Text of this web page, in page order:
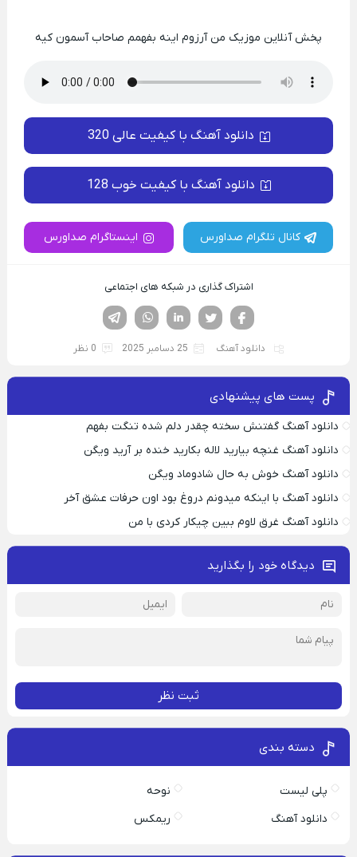
پخش آنلاین موزیک من آرزوم اینه بفهمم صاحاب آسمون کیه
دانلود آهنگ با کیفیت عالی 320
دانلود آهنگ با کیفیت خوب 128
کانال تلگرام صداورس اینستاگرام صداورس
اشتراک گذاری در شبکه های اجتماعی
لینکدین تویتر
فیسوک
دانلود آهنگ 25 دسامبر 2025 0 نظر
پست های پیشنهادی
دانلود آهنگ گفتنش سخته چقدر دلم شده تنگت بفهم
دانلود آهنگ غنچه بیارید لاله بکارید خنده بر آرید ویگن
دانلود آهنگ خوش به حال شادوماد ویگن
دانلود آهنگ با اینکه میدونم دروغ بود اون حرفات عشق آخر
دانلود آهنگ غرق لاوم ببین چیکار کردی با من
دیدگاه خود را بگذارید
ثبت نظر
دسته بندی
پلی لیست
نوحه
دانلود آهنگ
ریمکس